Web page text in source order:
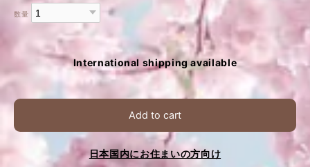
数量
International shipping available
Add to cart
日本国内にお住まいの方向け